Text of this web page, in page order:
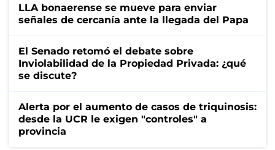
LLA bonaerense se mueve para enviar
señales de cercanía ante la llegada del Papa
El Senado retomó el debate sobre
Inviolabilidad de la Propiedad Privada: ¿qué
se discute?
Alerta por el aumento de casos de triquinosis:
desde la UCR le exigen "controles" a
provincia